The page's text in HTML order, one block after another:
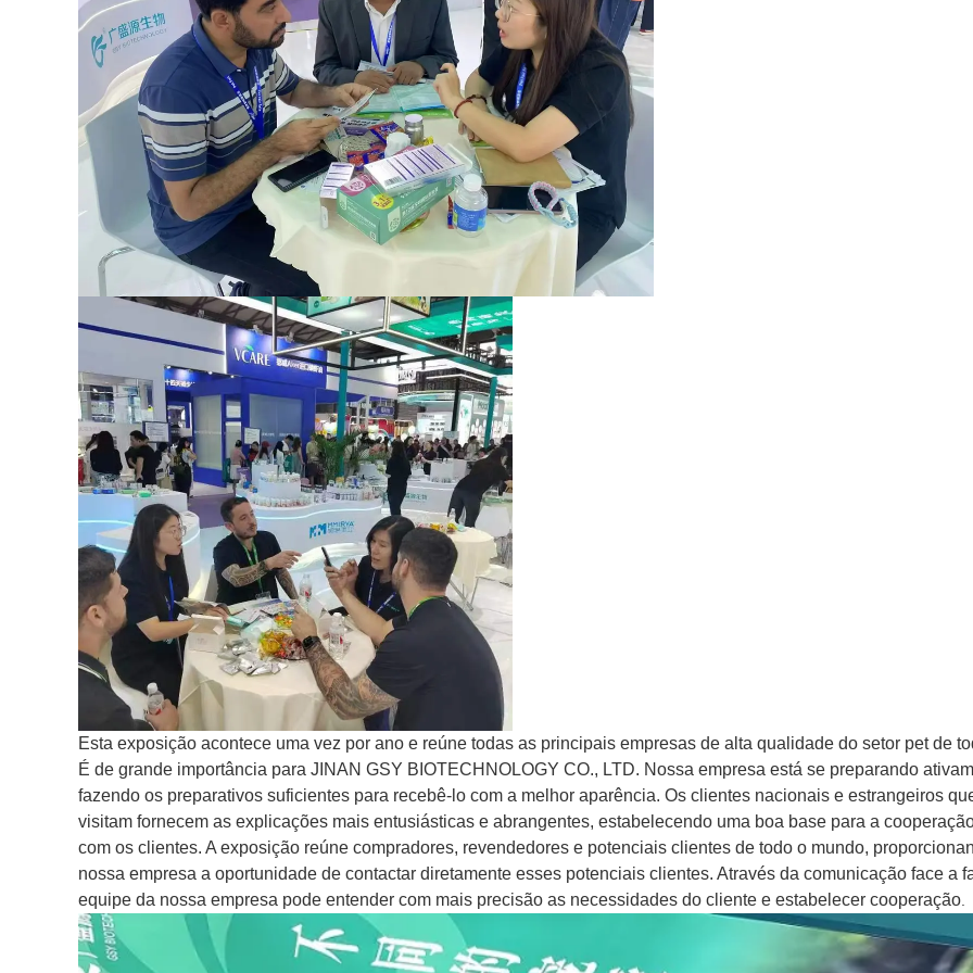
Esta exposição acontece uma vez por ano e reúne todas as principais empresas de alta qualidade do setor pet de
É de grande importância para JINAN GSY BIOTECHNOLOGY CO., LTD. Nossa empresa está se preparando
fazendo os preparativos suficientes para recebê-lo com a melhor aparência. Os clientes nacionais e estrangeiros
visitam fornecem as explicações mais entusiásticas e abrangentes, estabelecendo uma boa base para a
com os clientes. A exposição reúne compradores, revendedores e potenciais clientes de todo o mundo,
nossa empresa a oportunidade de contactar diretamente esses potenciais clientes. Através da comunicação face a
equipe da nossa empresa pode entender com mais precisão as necessidades do cliente e estabelecer cooperação